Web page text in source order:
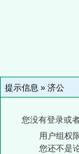
提示信息 » 济公
您没有登录或
用户组权
您还不是